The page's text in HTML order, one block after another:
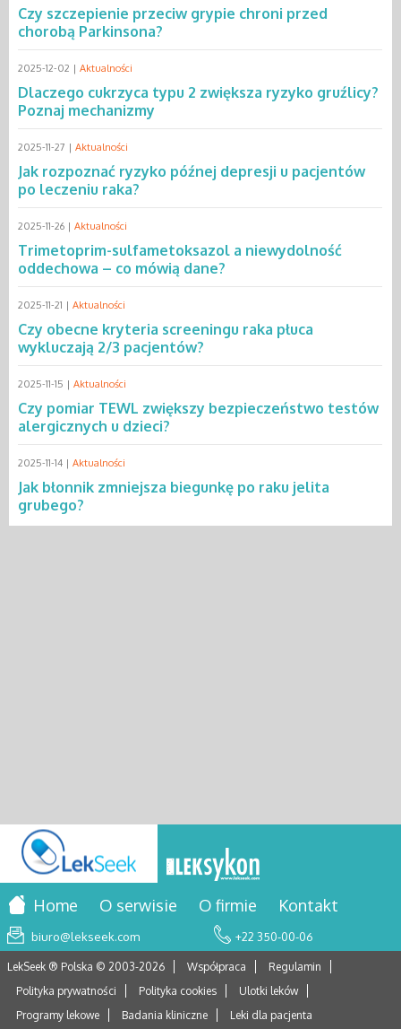
Czy szczepienie przeciw grypie chroni przed
chorobą Parkinsona?
2025-12-02 | Aktualności
Dlaczego cukrzyca typu 2 zwiększa ryzyko gruźlicy?
Poznaj mechanizmy
2025-11-27 | Aktualności
Jak rozpoznać ryzyko późnej depresji u pacjentów
po leczeniu raka?
2025-11-26 | Aktualności
Trimetoprim-sulfametoksazol a niewydolność
oddechowa – co mówią dane?
2025-11-21 | Aktualności
Czy obecne kryteria screeningu raka płuca
wykluczają 2/3 pacjentów?
2025-11-15 | Aktualności
Czy pomiar TEWL zwiększy bezpieczeństwo testów
alergicznych u dzieci?
2025-11-14 | Aktualności
Jak błonnik zmniejsza biegunkę po raku jelita
grubego?
Home O serwisie O firmie Kontakt
biuro@lekseek.com +22 350-00-06
LekSeek ® Polska © 2003-2026 Współpraca
Regulamin
Polityka prywatności
Polityka cookies
Ulotki leków
Programy lekowe
Badania kliniczne Leki dla pacjenta